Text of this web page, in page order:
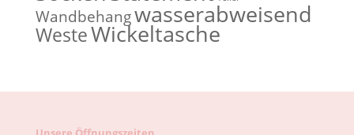
Wandbehangwasserabweisend
WesteWickeltasche